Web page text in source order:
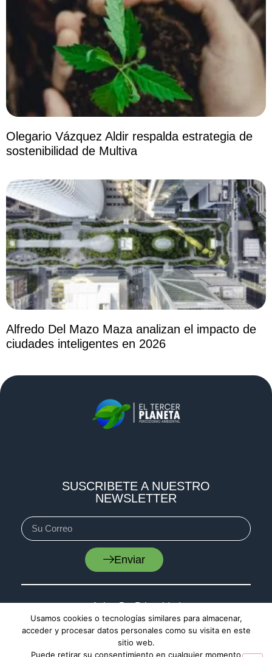
Olegario Vázquez Aldir respalda estrategia de
sostenibilidad de Multiva
Alfredo Del Mazo Maza analizan el impacto de
ciudades inteligentes en 2026
SUSCRIBETE A NUESTRO
NEWSLETTER
Enviar
Aviso De Privacidad
Cookies
Mapa De Sitio
Usamos cookies o tecnologías similares para almacenar,
acceder y procesar datos personales como su visita en este
sitio web.
Puede retirar su consentimiento en cualquier momento